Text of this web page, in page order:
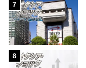
7
8